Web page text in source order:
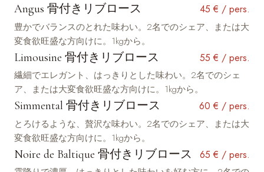
Angus 骨付きリブロース 45 € / pers.
豊かでバランスのとれた味わい。2名でのシェア、または大
変食欲旺盛な方向けに。1kgから。
Limousine 骨付きリブロース 55 € / pers.
繊細でエレガント、はっきりとした味わい。2名でのシェ
ア、または大変食欲旺盛な方向けに。1kgから。
Simmental 骨付きリブロース 60 € / pers.
とろけるような、贅沢な味わい。2名でのシェア、または大
変食欲旺盛な方向けに。1kgから。
Noire de Baltique 骨付きリブロース 65 € / pers.